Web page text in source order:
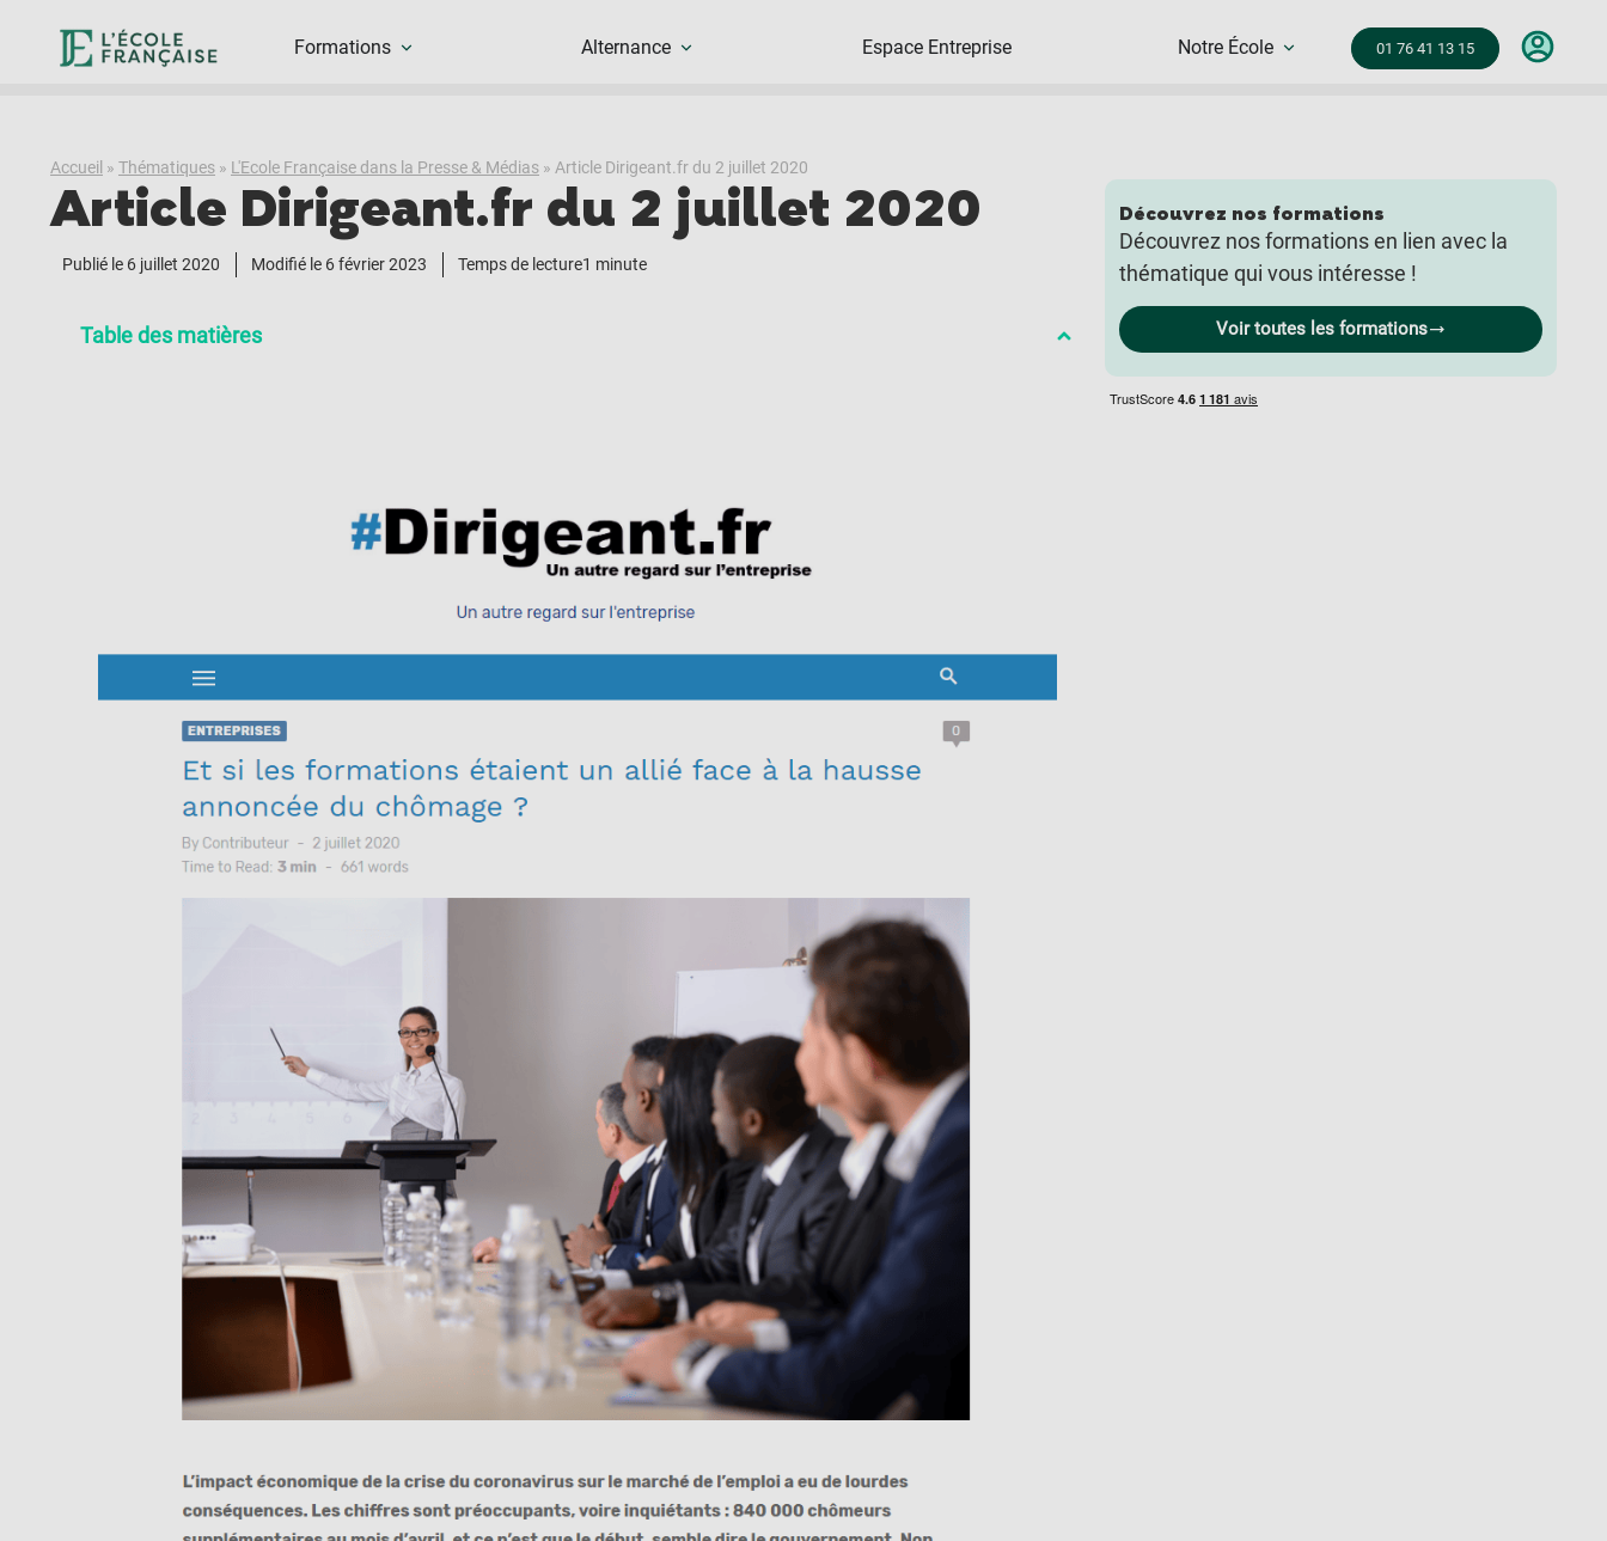
Formations Alternance Espace Entreprise Notre École 01 76 41 13 15
Accueil » Thématiques » L'Ecole Française dans la Presse & Médias » Article Dirigeant.fr du 2 juillet 2020
Article Dirigeant.fr du 2 juillet 2020
Publié le 6 juillet 2020 Modifié le 6 février 2023 Temps de lecture1 minute
Table des matières
Découvrez nos formations
Découvrez nos formations en lien avec la
thématique qui vous intéresse !
Voir toutes les formations